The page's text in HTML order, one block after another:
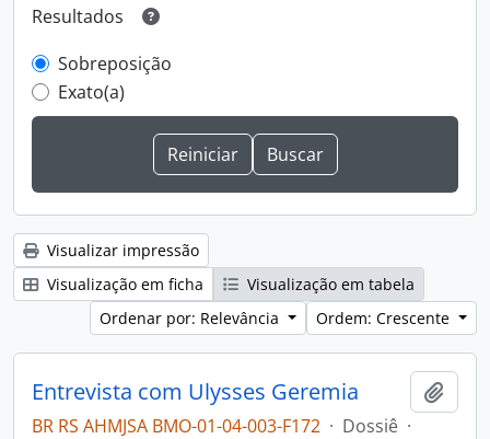
Resultados
Sobreposição
Exato(a)
Visualizar impressão
Visualização em ficha
Visualização em tabela
Ordenar por: Relevância
Ordem: Crescente
Entrevista com Ulysses Geremia
BR RS AHMJSA BMO-01-04-003-F172 · Dossiê ·